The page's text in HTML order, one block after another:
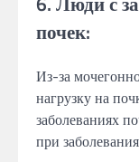
почек:
Из-за
нагрузку на
заболеваниях
при